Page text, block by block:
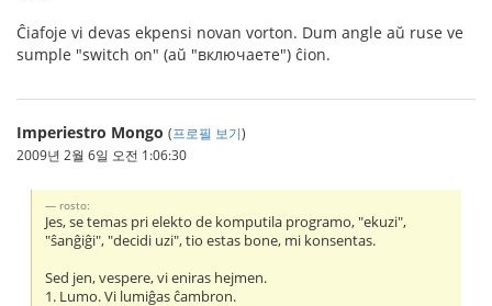
Ĉiafoje vi devas ekpensi novan vorton. Dum angle aŭ ruse ve
sumple "switch on" (aŭ "включаете") ĉion.
Imperiestro Mongo (프로필 보기)
2009년 2월 6일 오전 1:06:30
rosto:
Jes, se temas pri elekto de komputila programo, "ekuzi",
"ŝanĝiĝi", "decidi uzi", tio estas bone, mi konsentas.
Sed jen, vespere, vi eniras hejmen.
1. Lumo. Vi lumiĝas ĉambron.